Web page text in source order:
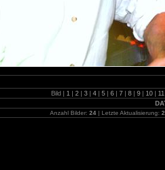
Bild | 1 | 2 | 3 | 4 | 5 | 6 | 7 | 8 | 9 | 10 |
Anzahl Bilder: 24| Letzte Aktualisierung: